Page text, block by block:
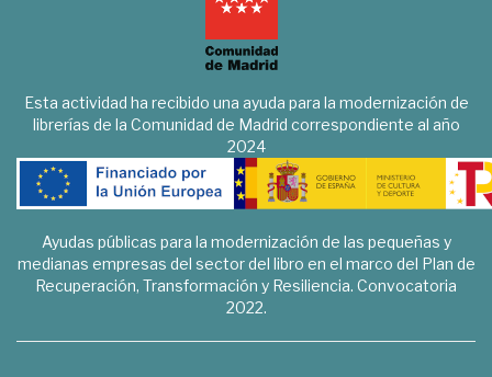
Esta actividad ha recibido una ayuda para la modernización de
librerías de la Comunidad de Madrid correspondiente al año
2024
Ayudas públicas para la modernización de las pequeñas y
medianas empresas del sector del libro en el marco del Plan de
Recuperación, Transformación y Resiliencia. Convocatoria
2022.